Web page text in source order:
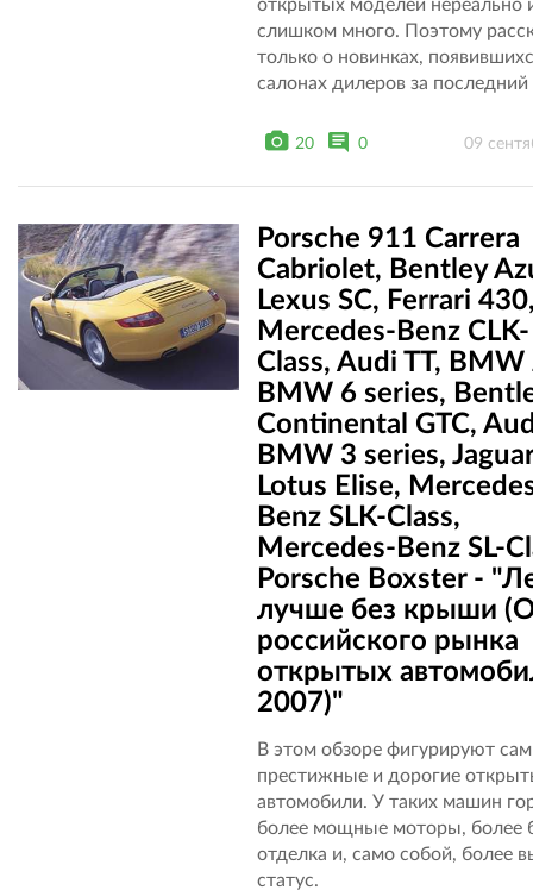
открытых моделей нереально
слишком много. Поэтому
только о новинках,
салонах дилеров за последний
20 0 09
Porsche 911 Carrera
Cabriolet, Bentley
Lexus SC, Ferrari
Mercedes-Benz CLK-
Class, Audi TT, BMW
BMW 6 series,
Continental GTC,
BMW 3 series,
Lotus Elise,
Benz SLK-Class,
Mercedes-Benz SL-
Porsche Boxster -
лучше без крыши
российского рынка
открытых
2007)"
В этом обзоре фигурируют
престижные и дорогие
автомобили. У таких машин
более мощные моторы, более
отделка и, само собой, более
статус.